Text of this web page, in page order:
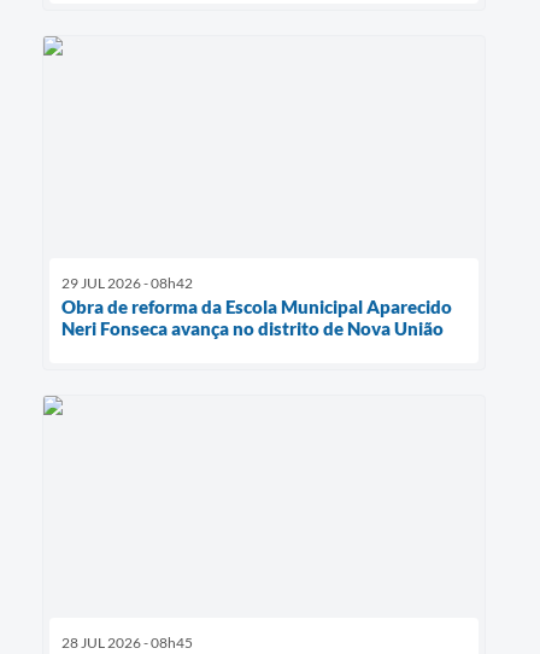
29 JUL 2026 - 08h42
Obra de reforma da Escola Municipal Aparecido
Neri Fonseca avança no distrito de Nova União
28 JUL 2026 - 08h45